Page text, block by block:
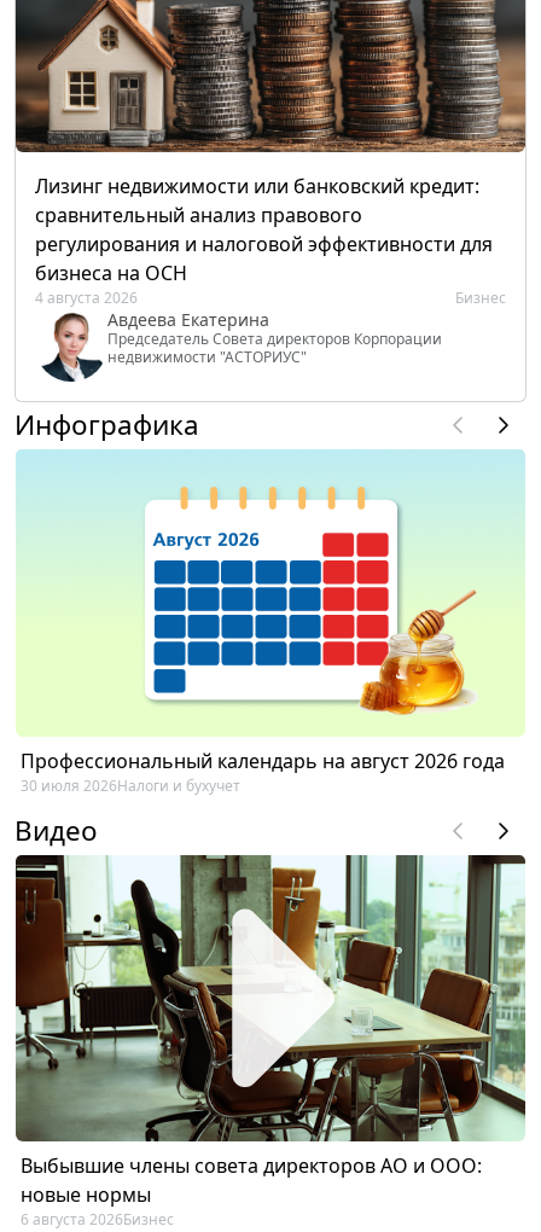
Лизинг недвижимости или банковский кредит:
сравнительный анализ правового
регулирования и налоговой эффективности для
бизнеса на ОСН
4 августа 2026 Бизнес
Авдеева Екатерина
Председатель Совета директоров Корпорации
недвижимости "АСТОРИУС"
Инфографика
Профессиональный календарь на август 2026 года
30 июля 2026Налоги и бухучет
Видео
Выбывшие члены совета директоров АО и ООО:
новые нормы
6 августа 2026Бизнес